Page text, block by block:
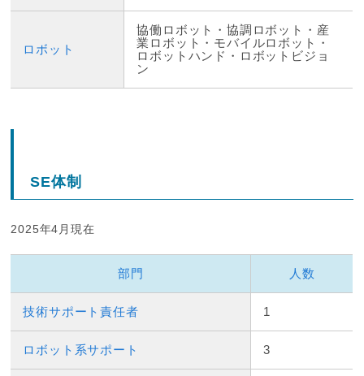
ロボット
協働ロボット・協調ロボット・産
業ロボット・モバイルロボット・
ロボットハンド・ロボットビジョ
ン
SE体制
2025年4月現在
部門 人数
技術サポート責任者 1
ロボット系サポート 3